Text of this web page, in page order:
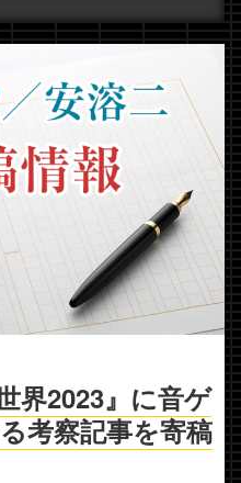
界2023』に音ゲ
考察記事を寄稿